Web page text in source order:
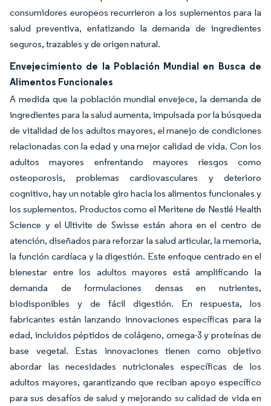
consumidores europeos recurrieron a los suplementos para la
salud preventiva, enfatizando la demanda de ingredientes
seguros, trazables y de origen natural.
Envejecimiento de la Población Mundial en Busca de
Alimentos Funcionales
A medida que la población mundial envejece, la demanda de
ingredientes para la salud aumenta, impulsada por la búsqueda
de vitalidad de los adultos mayores, el manejo de condiciones
relacionadas con la edad y una mejor calidad de vida. Con los
adultos mayores enfrentando mayores riesgos como
osteoporosis, problemas cardiovasculares y deterioro
cognitivo, hay un notable giro hacia los alimentos funcionales y
los suplementos. Productos como el Meritene de Nestlé Health
Science y el Ultivite de Swisse están ahora en el centro de
atención, diseñados para reforzar la salud articular, la memoria,
la función cardíaca y la digestión. Este enfoque centrado en el
bienestar entre los adultos mayores está amplificando la
demanda de formulaciones densas en nutrientes,
biodisponibles y de fácil digestión. En respuesta, los
fabricantes están lanzando innovaciones específicas para la
edad, incluidos péptidos de colágeno, omega-3 y proteínas de
base vegetal. Estas innovaciones tienen como objetivo
abordar las necesidades nutricionales específicas de los
adultos mayores, garantizando que reciban apoyo específico
para sus desafíos de salud y mejorando su calidad de vida en